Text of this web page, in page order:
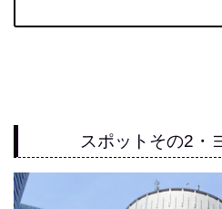
スポットその2・